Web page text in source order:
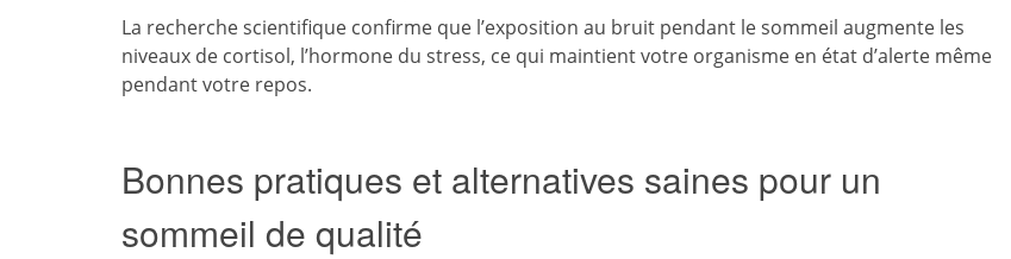
La recherche scientifique confirme que l’exposition au bruit pendant le sommeil augmente les
niveaux de cortisol, l’hormone du stress, ce qui maintient votre organisme en état d’alerte même
pendant votre repos.
Bonnes pratiques et alternatives saines pour un
sommeil de qualité